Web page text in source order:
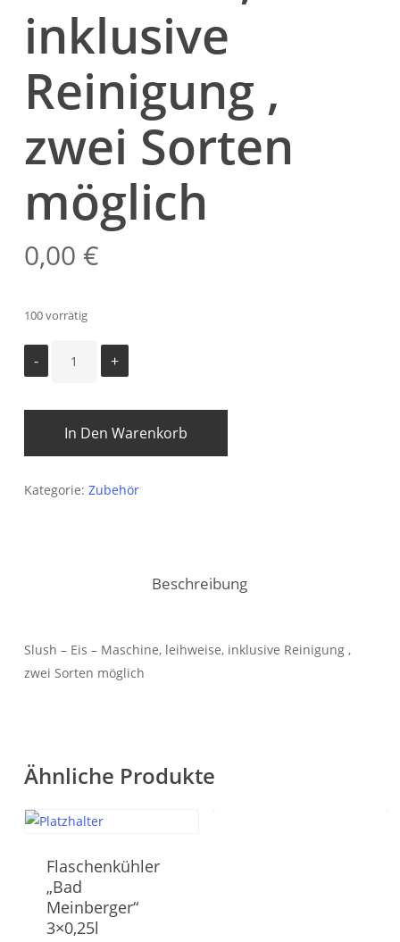
inklusive
Reinigung ,
zwei Sorten
möglich
0,00 €
100 vorrätig
In Den Warenkorb
Kategorie: Zubehör
Beschreibung
Slush – Eis – Maschine, leihweise, inklusive Reinigung ,
zwei Sorten möglich
Ähnliche Produkte
Flaschenkühler
„Bad
Meinberger“
3×0,25l